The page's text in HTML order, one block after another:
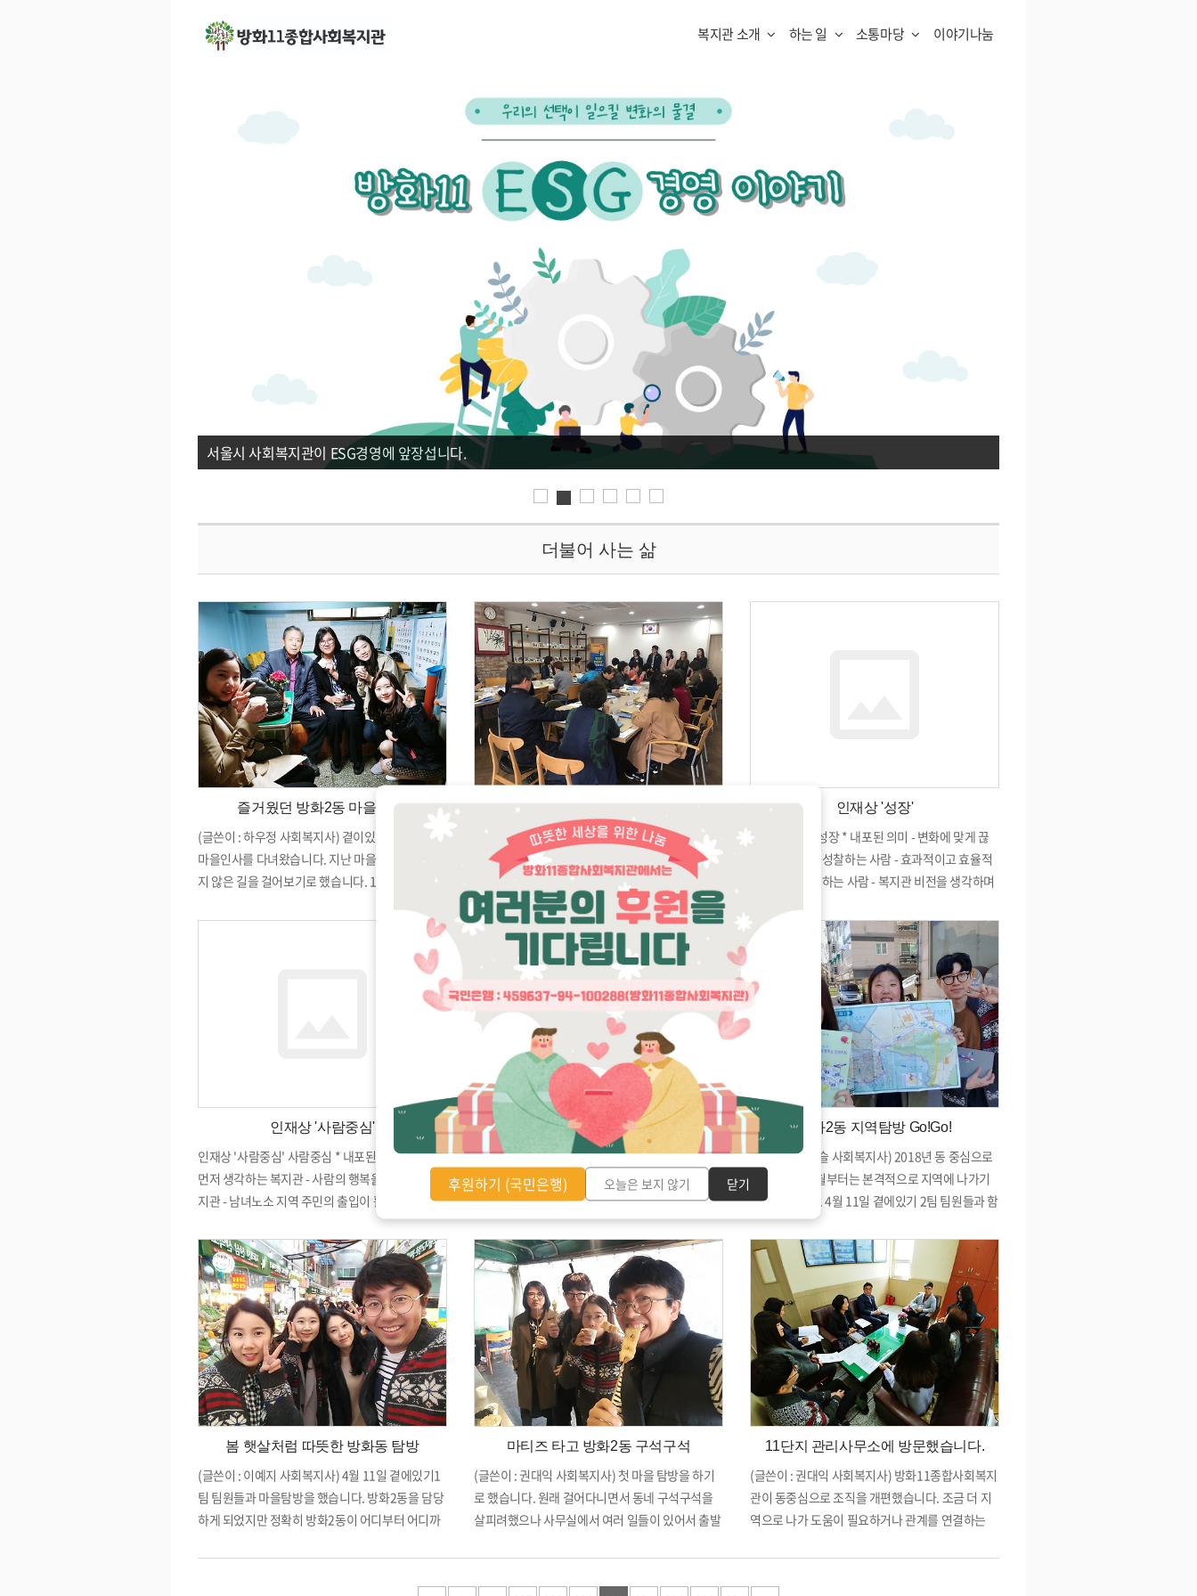
복지관 소개 하는 일 소통마당 이야기나눔
서울시 사회복지관이 ESG경영에 앞장섭니다.
더불어 사는 삶
즐거웠던 방화2동 마을인사!
(글쓴이 : 하우정 사회복지사) 곁이있기1팀, 방화동
마을인사를 다녀왔습니다. 지난 마을 탐방 때 가보
지 않은 길을 걸어보기로 했습니다. 1. ‘만남의 장소’
로 걸어갔습니다. 개화산역 1번 출구 앞에는 11단
지에서 요구르트를 나눠주시는 일을 하고 계시는,
복지관 정가든 회원이신 사통팔달(별칭)님이 계셨
습니다. 반가운 마음으로 다가가서 인사드렸습니
다. 복지관이 동중심으로 조직을 개편하였고, 조금
면서 이런저런 이야기를 나누다 보니, 복지관에서
만나 뵙는 분들을 한분씩 만나게 되었습니다. 팀원
들과 함께 인사드리고 짧..
공항동 통장님들과 서덕순 대표님 만남
(글쓴이 : 신미영 사회복지사) 이어주기 팀이 통친
회 모임에 가는 목적은 당장 통장님들과 활동을 하
고자 함이 아닌, 공항동 지역을 잘 알고 계시고 대표
하시는 분들이기 때문에 인사드리기 위함입니다.
또한, 마을에서 하고 싶은 일을 마음에 두고 계신
분, 공항동 지역에서 다양한 활동을 하고 계신 분들
을 알고 계시면 소개해주실 수 있는지 부탁드리는
마음으로 갑니다. 동주민센터에서 공항동 통장님들
의 모임인 ‘통친회’ 가 있다는 소식을 들었습니다.
이어주기팀은 일정에 맞춰 회의에 참석했습니다.
회의에 전체 참여하는 것이 아니기 때문에 잠깐 인
사만 드리기로 했습니다. 김은희 부장님은 공항동
지역을 대표하는 분들을 만나러 가는 자리이기 때
문에 함께 동행 해주시기로 했습니다. 이어주기팀
은 통친회 모임 전 샬롬의 집을 ..
인재상 '성장'
인재상 '성장' 성장 * 내포된 의미 - 변화에 맞게 끊
임없이 배우고 성찰하는 사람 - 효과적이고 효율적
인 복지실천을 하는 사람 - 복지관 비전을 생각하며
인재상 '사람중심'
인재상 '사람중심' 사람중심 * 내포된 의미 - 사람을
먼저 생각하는 복지관 - 사람의 행복을 지향하는 복
지관 - 남녀노소 지역 주민의 출입이 활발한 복지관
- 타인을 인정하고 인정받는 사람 - 사람을 먼저 생
각하는 사람 - 강점을 발굴 할 수 있는 사람 - 서로 존
중하고 인정 할 수 있는 사람
인재상 '소통'
인재상 '소통' 소통 * 내포된 의미 - 마음을 열고 다
가가는 직원 - 안부를 나누는 것이 자연스러운 관계
- 모든 분과 같이 대화를 하는 직원 - 낮은 자세 - 적
극적인 업무협력 - 적극적으로 소통하는 사람 (직
원, 주민, 지역사회) - 상대방을 존중하며 경청과 공
감이 동반된 소통을 하는 사람 - 직원, 주민과 소통
하고 협력하여 신뢰관계를 형성하고 유지하는 사람
방화2동 지역탐방 Go!Go!
(글쓴이 : 고진슬 사회복지사) 2018년 동 중심으로
개편되면서 4월부터는 본격적으로 지역에 나가기
로 하였습니다. 4월 11일 곁에있기 2팀 팀원들과 함
께 첫 지역탐방을 했습니다. 방화초등학교를 기준
으로 건너편 1통~8통을 돌아다니며 살피고 인사드
리기로 하였습니다. 지역에 직접 나와 보니 조용하
고 한적하였습니다. 장기 두시는 어르신 길거리에
앉아 있는 어르신들도 계셨습니다. 지나가며 방화1
1종합사회복지관에서 온 것을 알리고 인사드렸습
니다. 단독주택이나 빌라가 많았고 골목마다 미용
실, 슈퍼, 카페, 교회, 택배회사가 있었습니다. 어느
교회는 마을에 주차공간이 협소하니 이용하지 않는
시간에 주민들과 공간을 함께 나누어 사용하고 있
었습니다. 주차공간을 구실로 이웃과 나눠 사용하
는 모습이 보기 좋았습니다. 이..
봄 햇살처럼 따뜻한 방화동 탐방
(글쓴이 : 이예지 사회복지사) 4월 11일 곁에있기1
팀 팀원들과 마을탐방을 했습니다. 방화2동을 담당
하게 되었지만 정확히 방화2동이 어디부터 어디까
'오늘은 방화2동을 넓게 쭉 둘러보자!'를 목표로 하
고 마을로 나왔습니다. 먼저 방화사거리로 쭉 걸어
마티즈 타고 방화2동 구석구석
(글쓴이 : 권대익 사회복지사) 첫 마을 탐방을 하기
로 했습니다. 원래 걸어다니면서 동네 구석구석을
살피려했으나 사무실에서 여러 일들이 있어서 출발
00pm10이 넘는 매우나쁨 단계가 되었습니다. 바
람까지 세차게 불어 하늘이 온통 노란색이었습니
11단지 관리사무소에 방문했습니다.
(글쓴이 : 권대익 사회복지사) 방화11종합사회복지
관이 동중심으로 조직을 개편했습니다. 조금 더 지
역으로 나가 도움이 필요하거나 관계를 연결하는
나야 할 곳입니다. 본격적으로 지역에 나가기 전에
11단지 관리사무소에 방문하는 일이 마땅하다고
후원하기 (국민은행) 오늘은 보지 않기 닫기